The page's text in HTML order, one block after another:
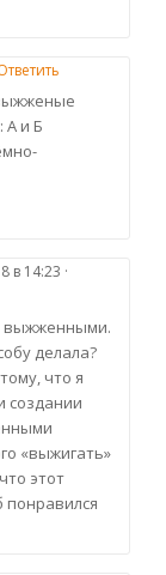
А и Б
в 14:23 ·
выжженными.
делала?
что я
создании
«выжигать»
этот
понравился